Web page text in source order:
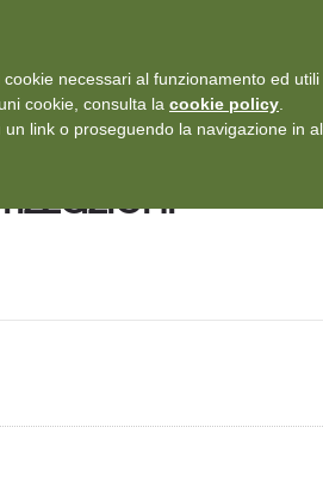
TARIFFARIO DICONO DI NOI CASE
necessari al funzionamento ed
cookie, consulta la cookie policy
link o proseguendo la navigazione in